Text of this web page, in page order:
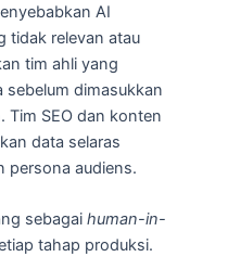
AI
tidak relevan atau
tim ahli yang
sebelum dimasukkan
Tim SEO dan konten
data selaras
persona audiens.
sebagai human-in-
tahap produksi.